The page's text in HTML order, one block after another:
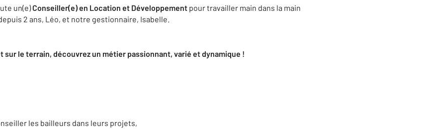
un(e)Conseiller(e) en Location et Développement pour travailler main dans la main
2 ans, Léo, et notre gestionnaire, Isabelle.
sur le terrain, découvrez un métier passionnant, varié et dynamique !
les bailleurs dans leurs projets,